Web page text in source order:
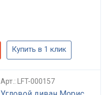
Купить в 1 клик
Арт.: LFT-000157